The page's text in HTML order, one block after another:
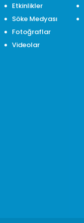
Etkinlikler
Söke Medyası
Fotoğraflar
Videolar